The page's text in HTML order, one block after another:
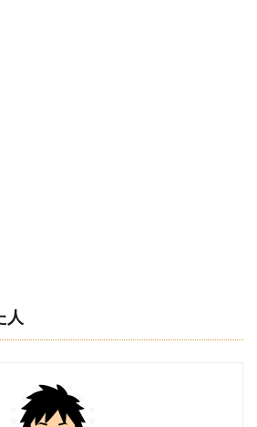
人